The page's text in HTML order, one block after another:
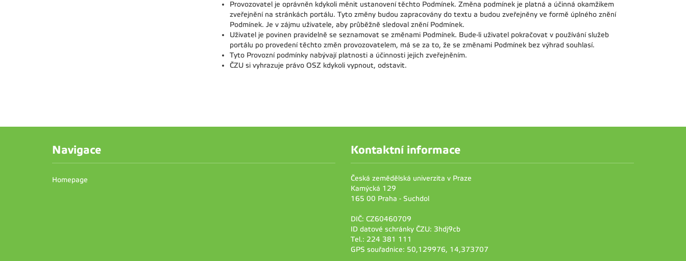
Provozovatel je oprávněn kdykoli měnit ustanovení těchto Podmínek. Změna podmínek je platná a účinná okamžikem
zveřejnění na stránkách portálu. Tyto změny budou zapracovány do textu a budou zveřejněny ve formě úplného znění
Podmínek. Je v zájmu uživatele, aby průběžně sledoval znění Podmínek.
Uživatel je povinen pravidelně se seznamovat se změnami Podmínek. Bude-li uživatel pokračovat v používání služeb
portálu po provedení těchto změn provozovatelem, má se za to, že se změnami Podmínek bez výhrad souhlasí.
Tyto Provozní podmínky nabývají platnosti a účinnosti jejich zveřejněním.
ČZU si vyhrazuje právo OSZ kdykoli vypnout, odstavit.
Navigace
Homepage
Kontaktní informace
Česká zemědělská univerzita v Praze
Kamýcká 129
165 00 Praha - Suchdol
DIČ: CZ60460709
ID datové schránky ČZU: 3hdj9cb
Tel.: 224 381 111
GPS souřadnice: 50,129976, 14,373707